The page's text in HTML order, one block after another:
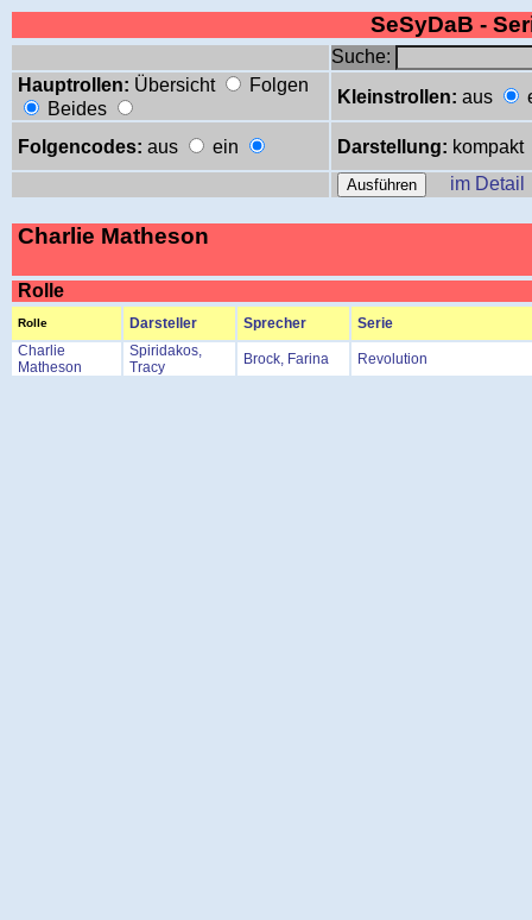
SeSyDaB -
Suche:
Hauptrollen: Übersicht
Folgen
Beides
Kleinstrollen: aus
Folgencodes: aus ein Darstellung: kompakt
im Detail
Charlie Matheson
Rolle
Rolle Darsteller Sprecher
Serie
Charlie
Matheson
Spiridakos,
Tracy
Brock, Farina Revolution